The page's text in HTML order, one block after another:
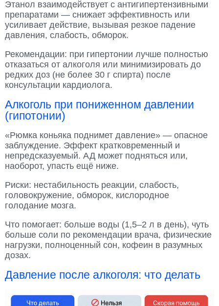
Этанол взаимодействует с антигипертензивными
препаратами — снижает эффективность или
усиливает действие, вызывая резкое падение
давления, слабость, обморок.
Рекомендации: при гипертонии лучше полностью
отказаться от алкоголя или минимизировать до
редких доз (не более 30 г спирта) после
консультации кардиолога.
Алкоголь при пониженном давлении
(гипотонии)
«Рюмка коньяка поднимет давление» — опасное
заблуждение. Эффект кратковременный и
непредсказуемый. АД может подняться или,
наоборот, упасть ещё ниже.
Риски: нестабильность реакции, слабость,
головокружение, обморок, кислородное
голодание мозга.
Что помогает: больше воды (1,5–2 л в день), чуть
больше соли по рекомендации врача, физические
нагрузки, полноценный сон, кофеин в разумных
дозах.
Давление после алкоголя: что делать